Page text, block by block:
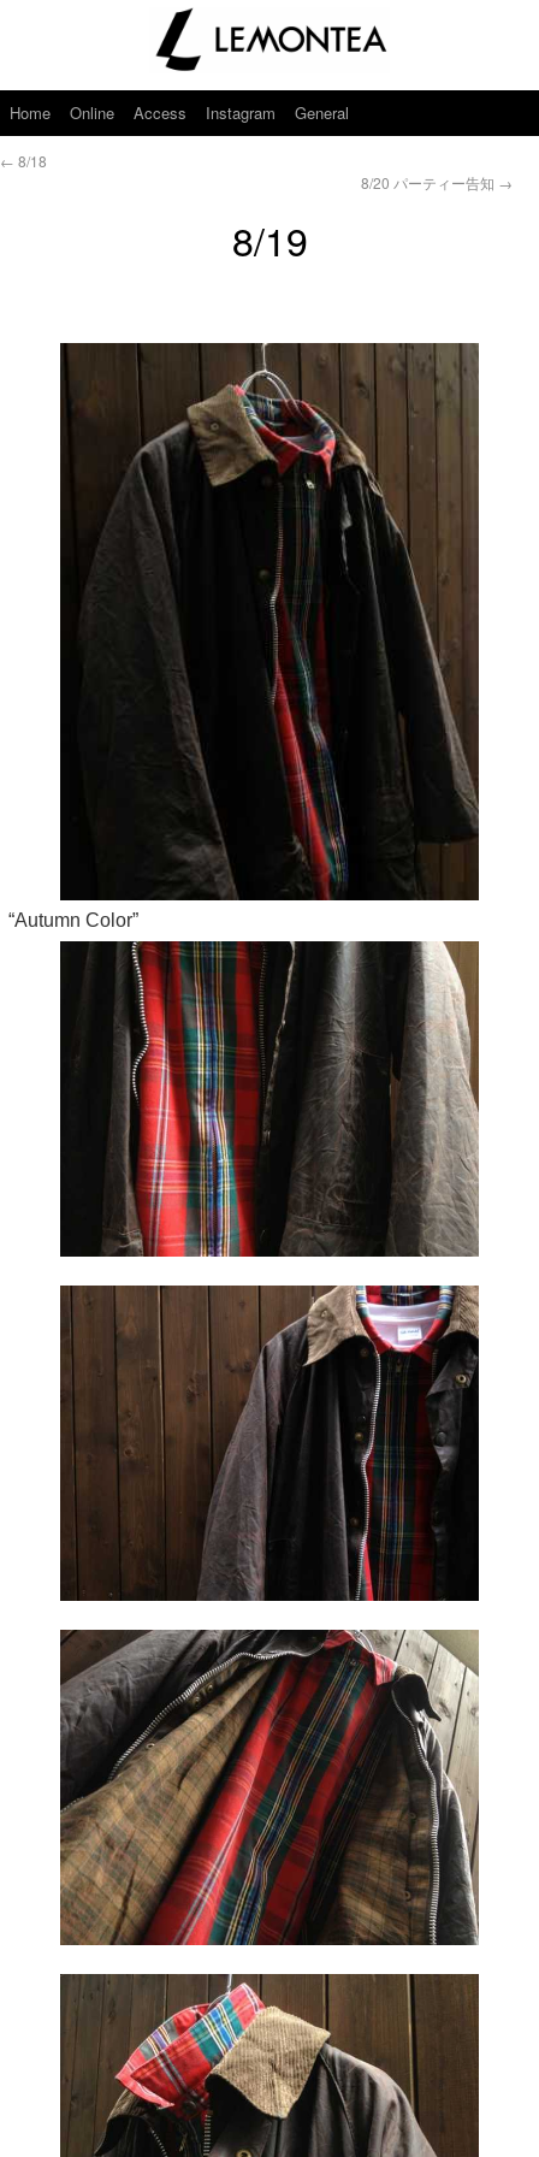
Home Online Access Instagram General
← 8/18
8/20 パーティー告知 →
8/19
“Autumn Color”